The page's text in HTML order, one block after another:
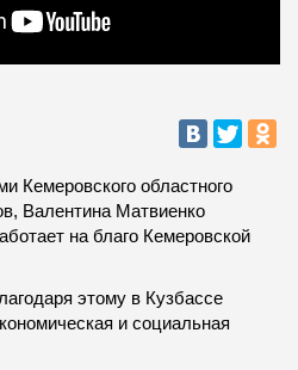
Кемеровского областного
Валентина Матвиенко
на благо Кемеровской
этому в Кузбассе
и социальная